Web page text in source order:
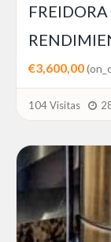
€3,600,00
104 Visitas